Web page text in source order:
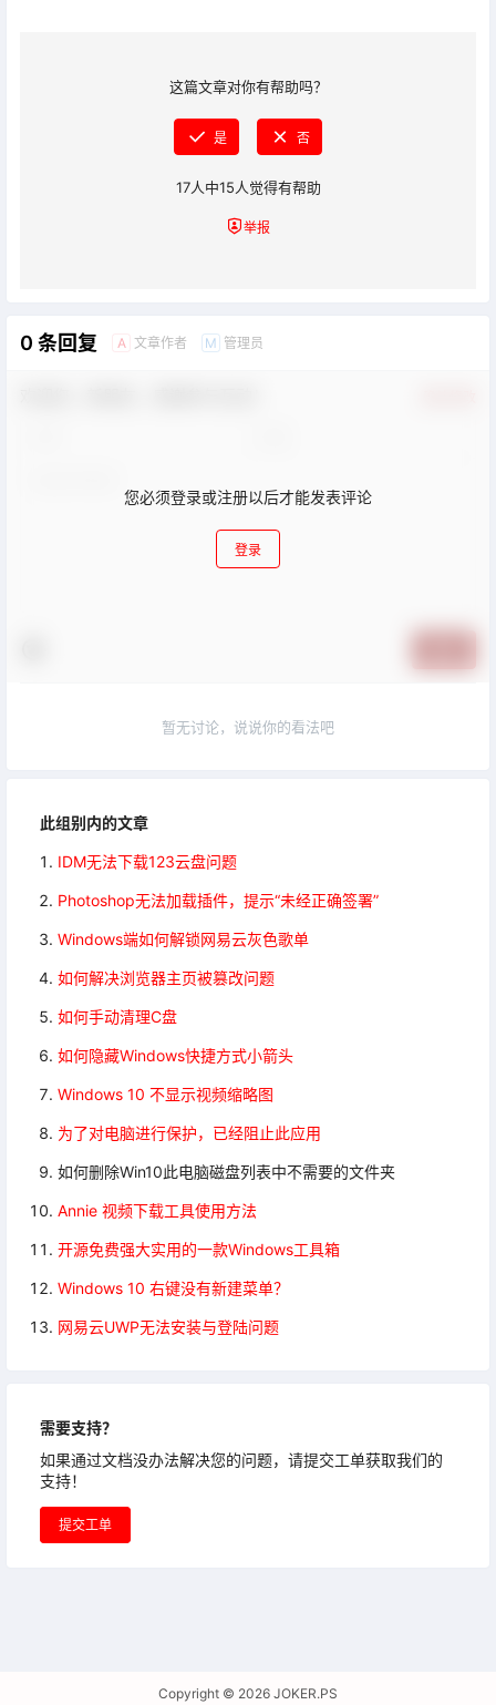
此组别内的文章
IDM无法下载123云盘问题
Photoshop无法加载插件，提示“未经正确签署”
Windows端如何解锁网易云灰色歌单
如何解决浏览器主页被篡改问题
如何手动清理C盘
如何隐藏Windows快捷方式小箭头
Windows 10 不显示视频缩略图
为了对电脑进行保护，已经阻止此应用
如何删除Win10此电脑磁盘列表中不需要的文件夹
Annie 视频下载工具使用方法
开源免费强大实用的一款Windows工具箱
Windows 10 右键没有新建菜单？
网易云UWP无法安装与登陆问题
需要支持？
如果通过文档没办法解决您的问题，请提交工单获取我们的
支持！
提交工单
这篇文章对你有帮助吗？
是 否
17人中15人觉得有帮助
举报
0 条回复 A 文章作者 M 管理员
您必须登录或注册以后才能发表评论
登录
暂无讨论，说说你的看法吧
Copyright © 2026 JOKER.PS